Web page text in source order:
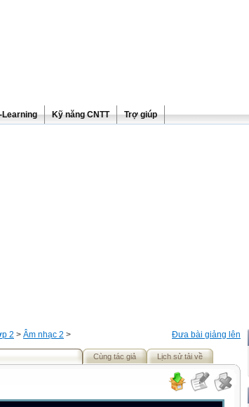
Learning Kỹ năng CNTT Trợ giúp
Đưa bài giảng lên
2 > Âm nhạc 2 >
Cùng tác giả Lịch sử tải về